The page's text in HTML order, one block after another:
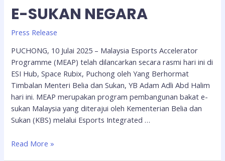
E-SUKAN NEGARA
Press Release
PUCHONG, 10 Julai 2025 – Malaysia Esports Accelerator
Programme (MEAP) telah dilancarkan secara rasmi hari ini di
ESI Hub, Space Rubix, Puchong oleh Yang Berhormat
Timbalan Menteri Belia dan Sukan, YB Adam Adli Abd Halim
hari ini. MEAP merupakan program pembangunan bakat e-
sukan Malaysia yang diterajui oleh Kementerian Belia dan
Sukan (KBS) melalui Esports Integrated …
Read More »